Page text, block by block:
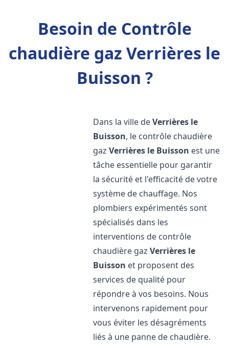
Besoin de Contrôle
chaudière gaz Verrières le
Buisson ?
Dans la ville deVerrières le
Buisson, le contrôle chaudière
gazVerrières le Buisson est une
tâche essentielle pour garantir
la sécurité et l'efficacité de votre
système de chauffage. Nos
plombiers expérimentés sont
spécialisés dans les
interventions de contrôle
chaudière gazVerrières le
Buisson et proposent des
services de qualité pour
répondre à vos besoins. Nous
intervenons rapidement pour
vous éviter les désagréments
liés à une panne de chaudière.